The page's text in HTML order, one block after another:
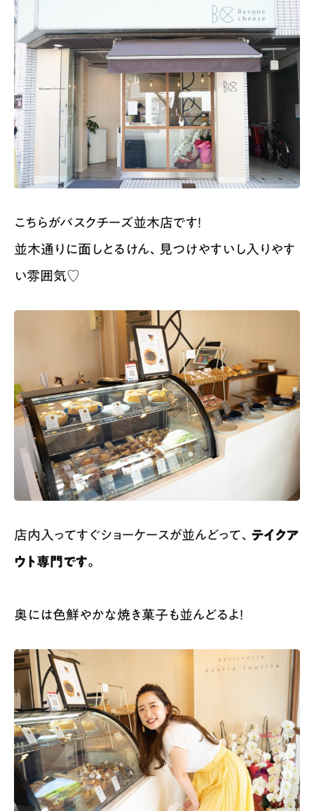
こちらがバスクチーズ並木店です！
並木通りに面しとるけん、見つけやすいし入りやす
い雰囲気♡
店内入ってすぐショーケースが並んどって、 テイクア
ウト専門です。
奥には色鮮やかな焼き菓子も並んどるよ！